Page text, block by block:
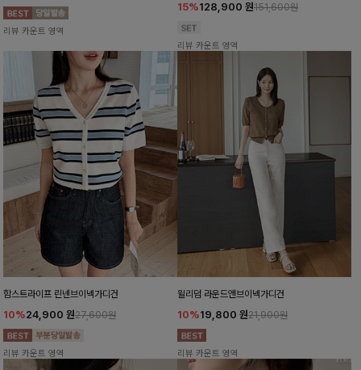
리뷰 카운트 영역
15%128,900 원151,600원
리뷰 카운트 영역
함스트라이프 린넨브이넥가디건
10%24,900 원27,600원
리뷰 카운트 영역
윌리덤 라운드앤브이넥가디건
10%19,800 원21,900원
리뷰 카운트 영역